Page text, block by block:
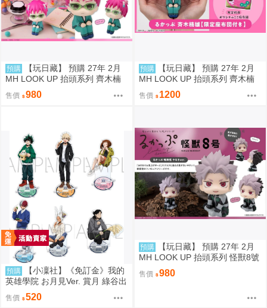
預購
【玩日藏】 預購 27年 2月
MH LOOK UP 抬頭系列 齊木楠
雄的災難 齊木楠雄 抬頭公仔 代
理版
售價 980
預購
【玩日藏】 預購 27年 2月
MH LOOK UP 抬頭系列 齊木楠
雄的災難 齊木楠雄 抬頭公仔 特
典 代理版
售價 1200
預購
【小凜社】《免訂金》我的
英雄學院 お月見Ver. 賞月 綠谷出
久 爆豪勝己 麗日御茶子 轟焦凍
壓克力立牌 資料夾 貼紙
售價 520
預購
【玩日藏】 預購 27年 2月
MH LOOK UP 抬頭系列 怪獸8號
鳴海弦 戰鬥版 認真 Motivated 抬
頭公仔 代理版
售價 980